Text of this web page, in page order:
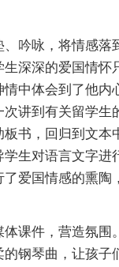
咏，将情感落
深深的爱国情怀
中体会到了他内
次讲到有关留学生
书，回归到文本
生对语言文字进
爱国情感的熏陶
课件，营造氛围
钢琴曲，让孩子